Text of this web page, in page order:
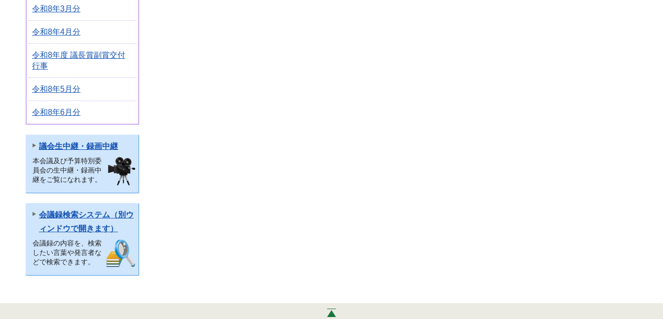
令和8年3月分
令和8年4月分
令和8年度 議長賞副賞交付
行事
令和8年5月分
令和8年6月分
議会生中継・録画中継
本会議及び予算特別委
員会の生中継・録画中
継をご覧になれます。
会議録検索システム（別ウ
ィンドウで開きます）
会議録の内容を、検索
したい言葉や発言者な
どで検索できます。